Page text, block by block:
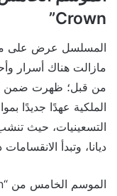
Crown”
المسلسل عرض على
مازالت هناك أسرار
من قبل؛ ظهرت ضمن
الملكية عهدًا جديدًا
التسعينيات، حيث تنشب
ديانا، وتبدأ